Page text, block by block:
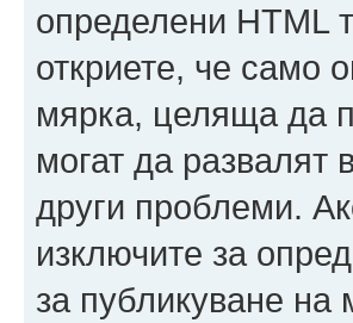
определени HTML
откриете, че само
мярка, целяща да
могат да
други проблеми.
изключите за
за публикуване на